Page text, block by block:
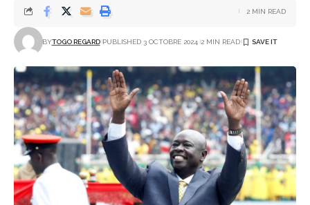
BYTOGO REGARD PUBLISHED 3 OCTOBRE 2024 2 MIN READ
2 MIN READ